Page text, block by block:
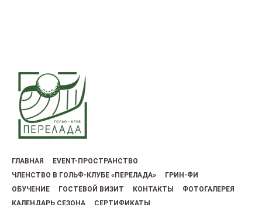
ГЛАВНАЯ
EVENT-ПРОСТРАНСТВО
ЧЛЕНСТВО В ГОЛЬФ-КЛУБЕ «ПЕРЕЛАДА»
ГРИН-ФИ
ОБУЧЕНИЕ
ГОСТЕВОЙ ВИЗИТ КОНТАКТЫ
ФОТОГАЛЕРЕЯ
КАЛЕНДАРЬ СЕЗОНА
СЕРТИФИКАТЫ